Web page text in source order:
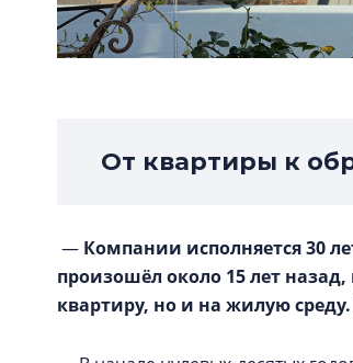
От квартиры к
— Компании исполняется 30
произошёл около 15 лет назад,
квартиру, но и на жилую